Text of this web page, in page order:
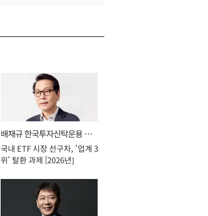
배재규 한국투자신탁운용 대
표이사 사장
국내 ETF 시장 선구자, '업계 3
위' 탈환 과제 [2026년]